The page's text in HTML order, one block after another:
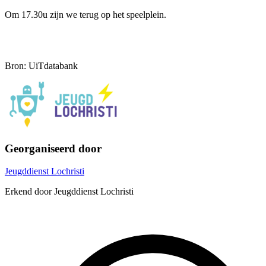
Om 17.30u zijn we terug op het speelplein.
Bron: UiTdatabank
Georganiseerd door
Jeugddienst Lochristi
Erkend door Jeugddienst Lochristi